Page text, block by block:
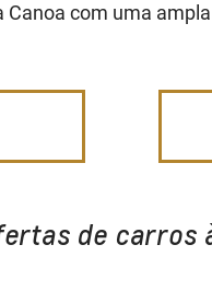
com uma
de carros